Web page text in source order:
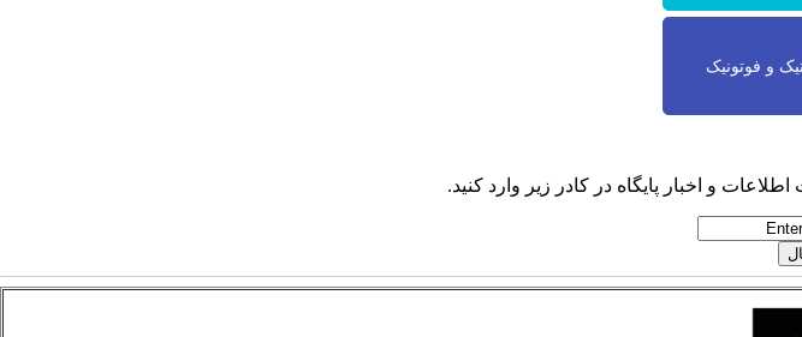
و فوتونیک
و اخبار پایگاه در کادر زیر وارد کنید.